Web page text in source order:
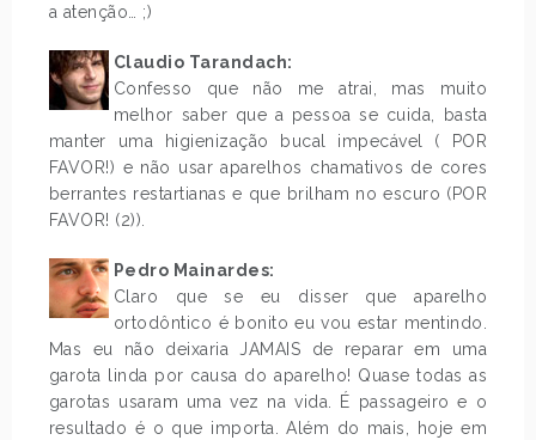
a atenção… ;)
Claudio Tarandach:
Confesso que não me atrai, mas muito
melhor saber que a pessoa se cuida, basta
manter uma higienização bucal impecável ( POR
FAVOR!) e não usar aparelhos chamativos de cores
berrantes restartianas e que brilham no escuro (POR
FAVOR! (2)).
Pedro Mainardes:
Claro que se eu disser que aparelho
ortodôntico é bonito eu vou estar mentindo.
Mas eu não deixaria JAMAIS de reparar em uma
garota linda por causa do aparelho! Quase todas as
garotas usaram uma vez na vida. É passageiro e o
resultado é o que importa. Além do mais, hoje em